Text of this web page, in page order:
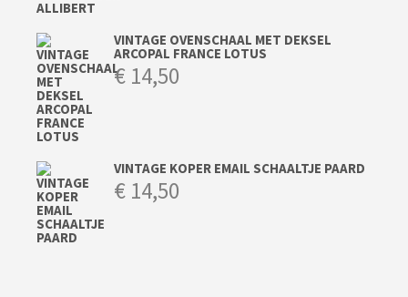
VINTAGE OVENSCHAAL MET DEKSEL
ARCOPAL FRANCE LOTUS
€ 14,50
VINTAGE KOPER EMAIL SCHAALTJE PAARD
€ 14,50